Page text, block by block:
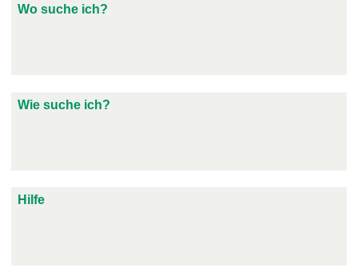
Wo suche ich?
Wie suche ich?
Hilfe